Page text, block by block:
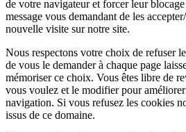
de votre navigateur et forcer leur
message vous demandant de les
nouvelle visite sur notre site.
Nous respectons votre choix de refuser
de vous le demander à chaque page
mémoriser ce choix. Vous êtes libre de
vous voulez et le modifier pour
navigation. Si vous refusez les cookies
issus de ce domaine.